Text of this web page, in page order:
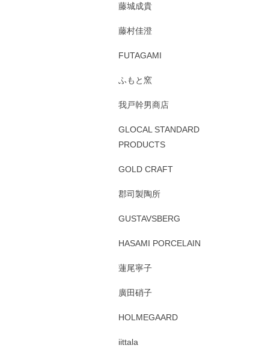
藤城成貴
藤村佳澄
FUTAGAMI
ふもと窯
我戸幹男商店
GLOCAL STANDARD
PRODUCTS
GOLD CRAFT
郡司製陶所
GUSTAVSBERG
HASAMI PORCELAIN
蓮尾寧子
廣田硝子
HOLMEGAARD
iittala